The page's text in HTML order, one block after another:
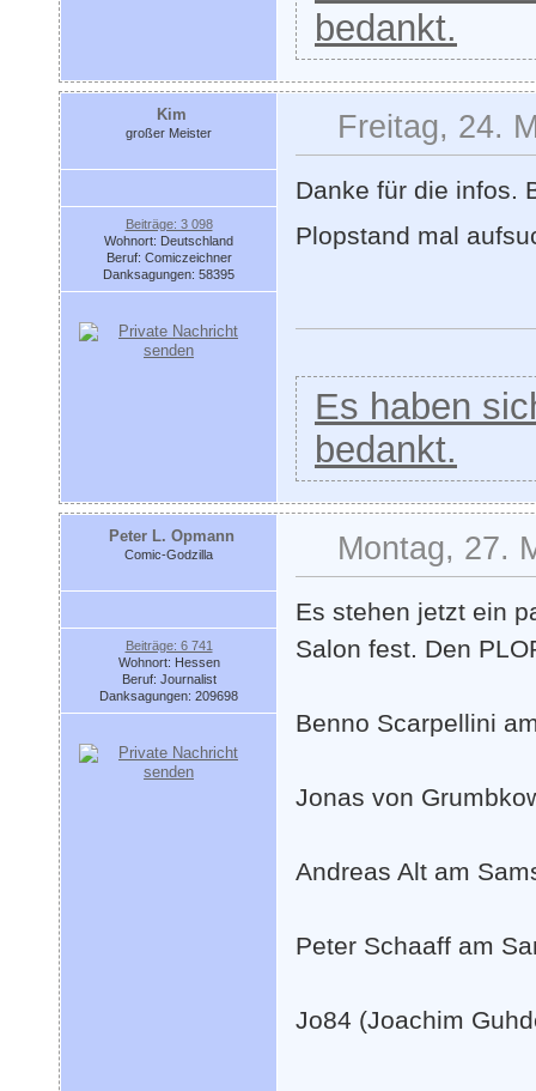
bedankt.
Kim
großer Meister
Beiträge: 3 098
Wohnort: Deutschland
Beruf: Comiczeichner
Danksagungen: 58395
Freitag, 24.
Danke für die infos.
Plopstand mal
Es haben
bedankt.
Peter L. Opmann
Comic-Godzilla
Beiträge: 6 741
Wohnort: Hessen
Beruf: Journalist
Danksagungen: 209698
Montag, 27.
Es stehen jetzt ein
Salon fest. Den
Benno Scarpellini
Jonas von
Andreas Alt am
Peter Schaaff am
Jo84 (Joachim